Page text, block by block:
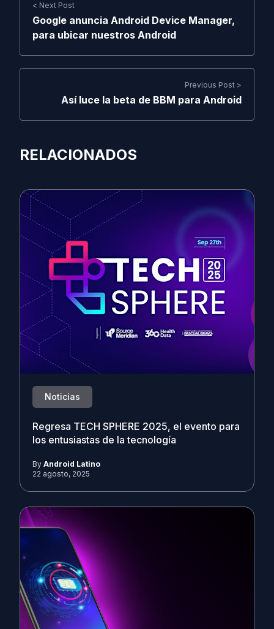
< Next Post
Google anuncia Android Device Manager,
para ubicar nuestros Android
Previous Post >
Así luce la beta de BBM para Android
RELACIONADOS
Noticias
Regresa TECH SPHERE 2025, el evento para
los entusiastas de la tecnología
By Android Latino
22 agosto, 2025